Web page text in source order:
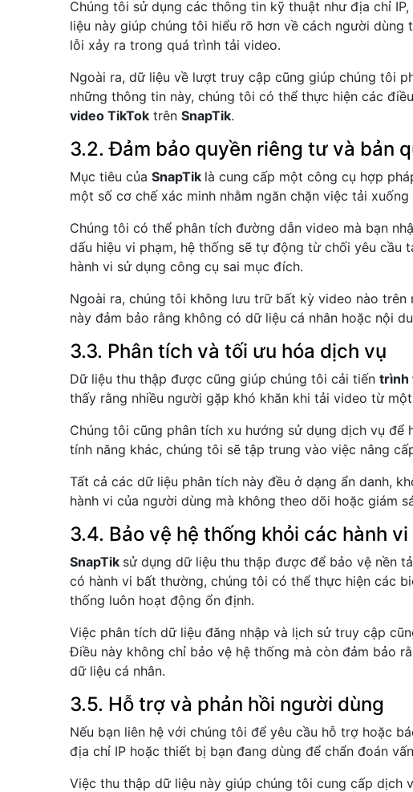
Chúng tôi sử dụng các thông tin kỹ thuật như địa chỉ
liệu này giúp chúng tôi hiểu rõ hơn về cách người dùng
lỗi xảy ra trong quá trình tải video.
Ngoài ra, dữ liệu về lượt truy cập cũng giúp chúng tôi
những thông tin này, chúng tôi có thể thực hiện các
video TikTok trên SnapTik.
3.2. Đảm bảo quyền riêng tư và bản
Mục tiêu của SnapTik là cung cấp một công cụ hợp
một số cơ chế xác minh nhằm ngăn chặn việc tải
Chúng tôi có thể phân tích đường dẫn video mà bạn
dấu hiệu vi phạm, hệ thống sẽ tự động từ chối yêu cầu
hành vi sử dụng công cụ sai mục đích.
Ngoài ra, chúng tôi không lưu trữ bất kỳ video nào
này đảm bảo rằng không có dữ liệu cá nhân hoặc nội
3.3. Phân tích và tối ưu hóa dịch vụ
Dữ liệu thu thập được cũng giúp chúng tôi cải tiến trình
thấy rằng nhiều người gặp khó khăn khi tải video từ
Chúng tôi cũng phân tích xu hướng sử dụng dịch vụ
tính năng khác, chúng tôi sẽ tập trung vào việc nâng
Tất cả các dữ liệu phân tích này đều ở dạng ẩn danh,
hành vi của người dùng mà không theo dõi hoặc giám
3.4. Bảo vệ hệ thống khỏi các hành
SnapTik sử dụng dữ liệu thu thập được để bảo vệ nền
có hành vi bất thường, chúng tôi có thể thực hiện các
thống luôn hoạt động ổn định.
Việc phân tích dữ liệu đăng nhập và lịch sử truy cập
Điều này không chỉ bảo vệ hệ thống mà còn đảm bảo
dữ liệu cá nhân.
3.5. Hỗ trợ và phản hồi người dùng
Nếu bạn liên hệ với chúng tôi để yêu cầu hỗ trợ hoặc
địa chỉ IP hoặc thiết bị bạn đang dùng để chẩn đoán
Việc thu thập dữ liệu này giúp chúng tôi cung cấp dịch